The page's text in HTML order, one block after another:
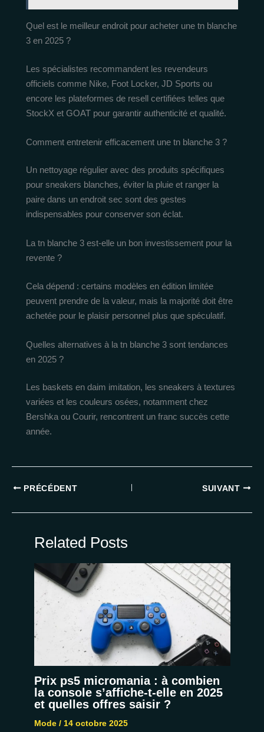
Quel est le meilleur endroit pour acheter une tn blanche
3 en 2025 ?
Les spécialistes recommandent les revendeurs
officiels comme Nike, Foot Locker, JD Sports ou
encore les plateformes de resell certifiées telles que
StockX et GOAT pour garantir authenticité et qualité.
Comment entretenir efficacement une tn blanche 3 ?
Un nettoyage régulier avec des produits spécifiques
pour sneakers blanches, éviter la pluie et ranger la
paire dans un endroit sec sont des gestes
indispensables pour conserver son éclat.
La tn blanche 3 est-elle un bon investissement pour la
revente ?
Cela dépend : certains modèles en édition limitée
peuvent prendre de la valeur, mais la majorité doit être
achetée pour le plaisir personnel plus que spéculatif.
Quelles alternatives à la tn blanche 3 sont tendances
en 2025 ?
Les baskets en daim imitation, les sneakers à textures
variées et les couleurs osées, notamment chez
Bershka ou Courir, rencontrent un franc succès cette
année.
PRÉCÉDENT SUIVANT
Related Posts
Prix ps5 micromania : à combien
la console s’affiche-t-elle en 2025
et quelles offres saisir ?
Mode/ 14 octobre 2025